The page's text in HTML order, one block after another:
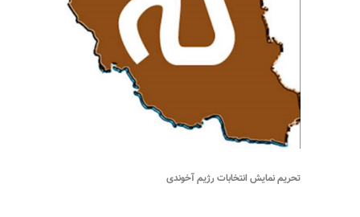
تحریم نمایش انتخابات رژیم آخوندی